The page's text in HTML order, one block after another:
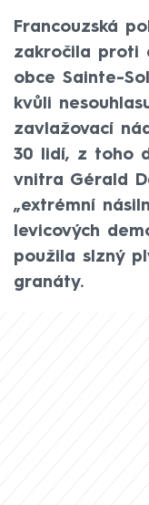
Francouzská
zakročila proti
obce Sainte-
kvůli
zavlažovací
30 lidí, z toho
vnitra Gérald
„extrémní
levicových
použila slzný
granáty.